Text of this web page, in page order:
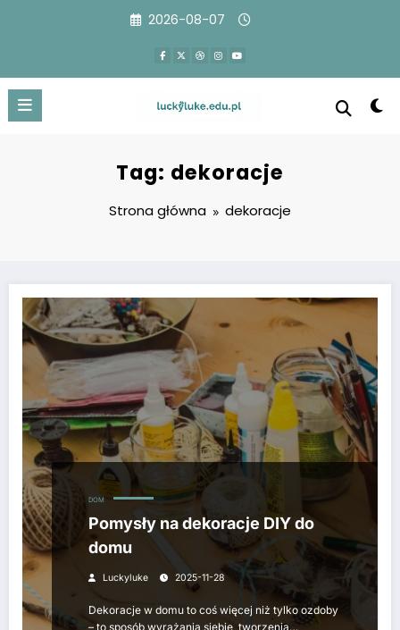
2026-08-07
Tag: dekoracje
Strona główna dekoracje
DOM
Pomysły na dekoracje DIY do
domu
Luckyluke 2025-11-28
Dekoracje w domu to coś więcej niż tylko ozdoby
– to sposób wyrażania siebie, tworzenia…